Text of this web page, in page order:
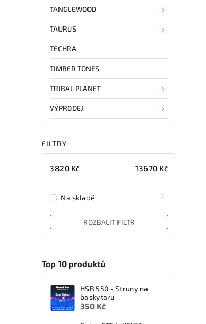
TANGLEWOOD
TAURUS
TECHRA
TIMBER TONES
TRIBAL PLANET
VÝPRODEJ
FILTRY
3820 Kč 13670 Kč
Na skladě 15
ROZBALIT FILTR
Top 10 produktů
HSB 550 - Struny na
baskytaru
350 Kč